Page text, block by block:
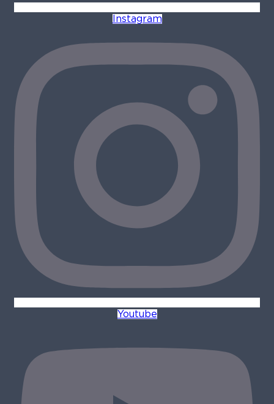
Instagram
Youtube